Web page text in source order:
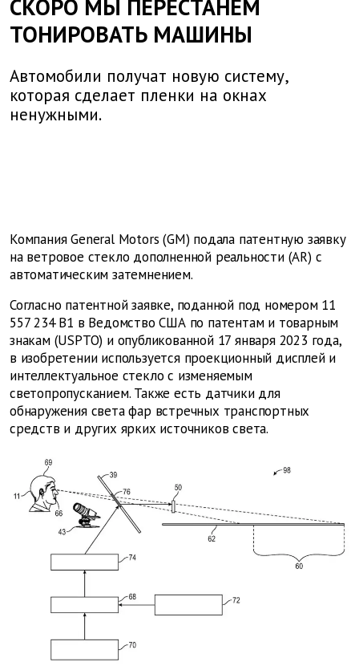
СКОРО МЫ ПЕРЕСТАНЕМ
ТОНИРОВАТЬ МАШИНЫ
Автомобили получат новую систему,
которая сделает пленки на окнах
ненужными.
Компания General Motors (GM) подала патентную заявку
на ветровое стекло дополненной реальности (AR) с
автоматическим затемнением.
Согласно патентной заявке, поданной под номером 11
557 234 B1 в Ведомство США по патентам и товарным
знакам (USPTO) и опубликованной 17 января 2023 года,
в изобретении используется проекционный дисплей и
интеллектуальное стекло с изменяемым
светопропусканием. Также есть датчики для
обнаружения света фар встречных транспортных
средств и других ярких источников света.